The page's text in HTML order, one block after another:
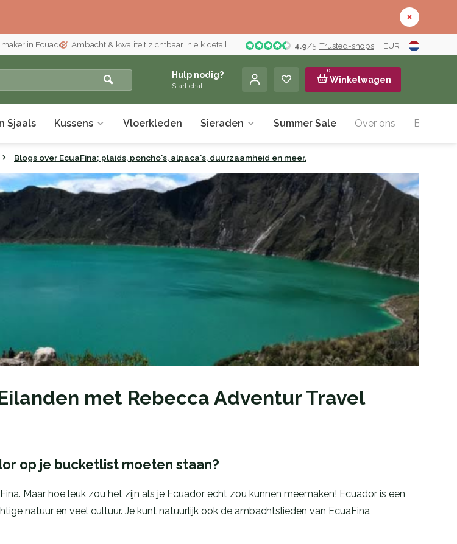
in Ecuador Ambacht & kwaliteit zichtbaar in elk detail 4.9/5 Trusted-shops EUR
Hulp nodig?
Start chat
0
Winkelwagen
Sjaals Kussens Vloerkleden Sieraden Summer Sale Over ons Blog
Blogs over EcuaFina; plaids, poncho's, alpaca's, duurzaamheid en meer.
met Rebecca Adventur Travel
op je bucketlist moeten staan?
Maar hoe leuk zou het zijn als je Ecuador echt zou kunnen meemaken! Ecuador is een
natuur en veel cultuur. Je kunt natuurlijk ook de ambachtslieden van EcuaFina